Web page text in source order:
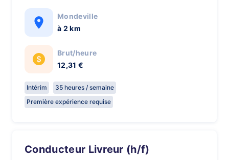
Mondeville
à 2 km
Brut/heure
12,31 €
Intérim
35 heures / semaine
Première expérience requise
Conducteur Livreur (h/f)